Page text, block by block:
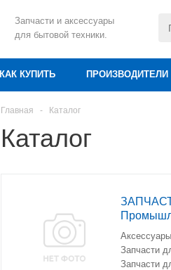
Запчасти и аксессуары
для бытовой техники.
КАК КУПИТЬ ПРОИЗВОДИТЕЛИ
Главная - Каталог
Каталог
Запчасти
Запчасти